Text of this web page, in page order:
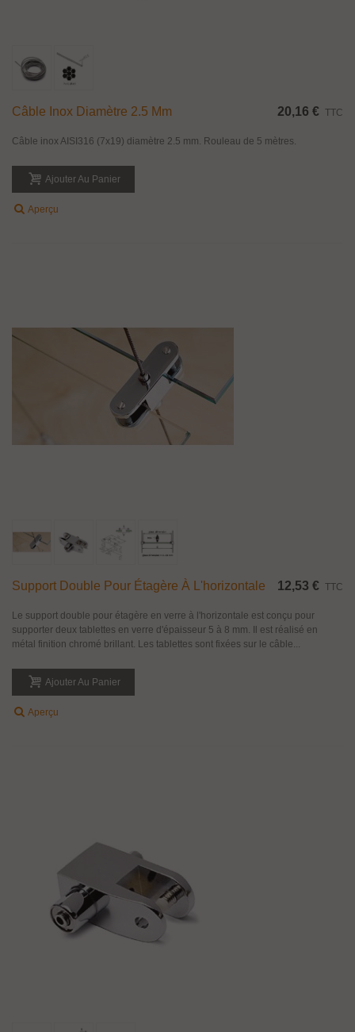
Câble Inox Diamètre 2.5 Mm 20,16 € TTC
Câble inox AISI316 (7x19) diamètre 2.5 mm. Rouleau de 5 mètres.
Ajouter Au Panier
Aperçu
Support Double Pour Étagère À L'horizontale 12,53 € TTC
Le support double pour étagère en verre à l'horizontale est conçu pour
supporter deux tablettes en verre d'épaisseur 5 à 8 mm. Il est réalisé en
métal finition chromé brillant. Les tablettes sont fixées sur le câble...
Ajouter Au Panier
Aperçu